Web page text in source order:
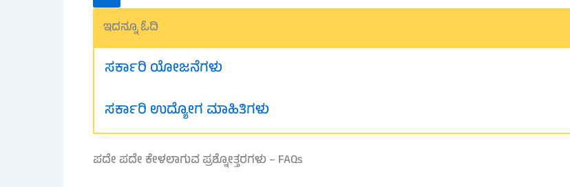
ಇದನ್ನೂ ಓದಿ
ಸರ್ಕಾರಿ ಯೋಜನೆಗಳು
ಸರ್ಕಾರಿ ಉದ್ಯೋಗ ಮಾಹಿತಿಗಳು
ಪದೇ ಪದೇ ಕೇಳಲಾಗುವ ಪ್ರಶ್ನೋತ್ತರಗಳು – FAQs